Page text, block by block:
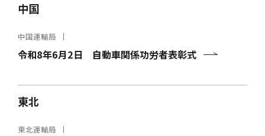
中国
中国運輸局
令和8年6月2日 自動車関係功労者表彰式
東北
東北運輸局